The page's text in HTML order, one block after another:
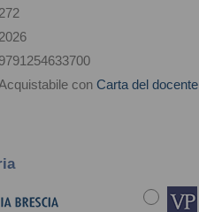
272
2026
9791254633700
con Carta del docente